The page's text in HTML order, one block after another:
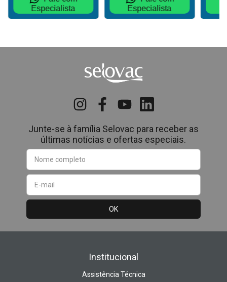
Especialista
Especialista
Junte-se à família Selovac para receber as
últimas notícias e ofertas especiais.
Institucional
Assistência Técnica